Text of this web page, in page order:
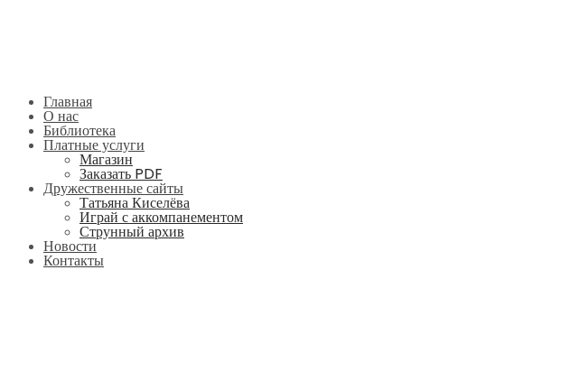
Главная
О нас
Библиотека
Платные услуги
Магазин
Заказать PDF
Дружественные сайты
Татьяна Киселёва
Играй с аккомпанементом
Струнный архив
Новости
Контакты